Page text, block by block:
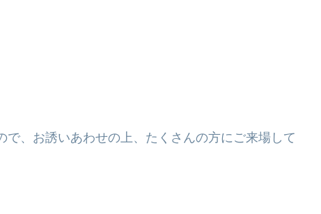
、お誘いあわせの上、たくさんの方にご来場して